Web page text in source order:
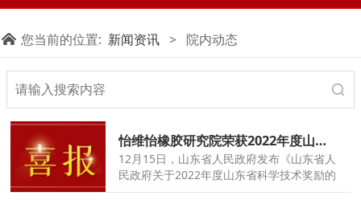
您当前的位置: 新闻资讯 > 院内动态
怡维怡橡胶研究院荣获2022年度山东省技术发明奖一等奖
12月15日，山东省人民政府发布《山东省人
民政府关于2022年度山东省科学技术奖励的